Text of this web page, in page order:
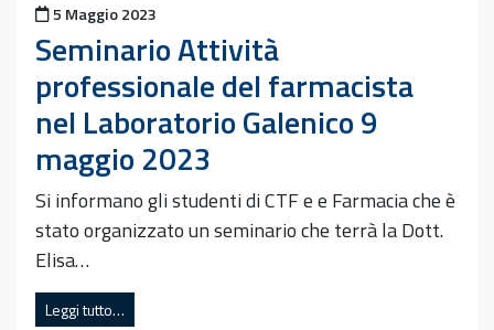
Pubblicato il
5 Maggio 2023
Seminario Attività
professionale del farmacista
nel Laboratorio Galenico 9
maggio 2023
Si informano gli studenti di CTF e e Farmacia che è
stato organizzato un seminario che terrà la Dott.
Elisa…
Leggi tutto…